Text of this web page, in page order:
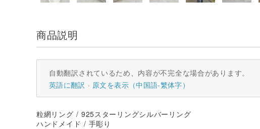
商品説明
自動翻訳されているため、内容が不完全な場合があります。
英語に翻訳
原文を表示（中国語-繁体字）
粒網リング / 925スターリングシルバーリング
ハンドメイド / 手彫り